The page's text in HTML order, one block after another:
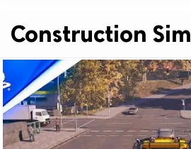
Construction Sim